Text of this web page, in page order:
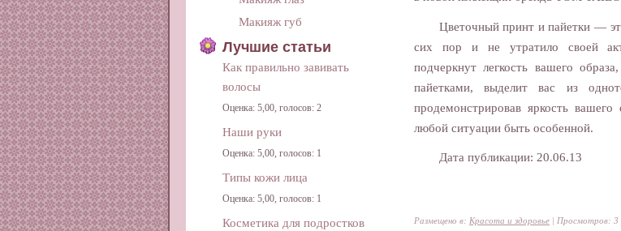
Цветочный принт и пайетки —
сих пор и не утратило своей
подчеркнут легкость вашего
пайетками, выделит вас из
продемонстрировав яркость
любой ситуации быть особенной.
Дата публикации: 20.06.13
Размещено в: Красота и здоровье | Просмотров: 3
Макияж губ
Лучшие статьи
Как правильно завивать
волосы
Оценка: 5,00, голосов: 2
Наши руки
Оценка: 5,00, голосов: 1
Типы кожи лица
Оценка: 5,00, голосов: 1
Косметика для подростков